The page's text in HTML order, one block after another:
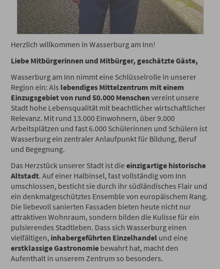
Herzlich willkommen in Wasserburg am Inn!
Liebe Mitbürgerinnen und Mitbürger, geschätzte Gäste,
Wasserburg am Inn nimmt eine Schlüsselrolle in unserer
Region ein: Als lebendiges Mittelzentrum mit einem
Einzugsgebiet von rund 50.000 Menschenvereint unsere
Stadt hohe Lebensqualität mit beachtlicher wirtschaftlicher
Relevanz. Mit rund 13.000 Einwohnern, über 9.000
Arbeitsplätzen und fast 6.000 Schülerinnen und Schülern ist
Wasserburg ein zentraler Anlaufpunkt für Bildung, Beruf
und Begegnung.
Das Herzstück unserer Stadt ist dieeinzigartige historische
Altstadt. Auf einer Halbinsel, fast vollständig vom Inn
umschlossen, besticht sie durch ihr südländisches Flair und
ein denkmalgeschütztes Ensemble von europäischem Rang.
Die liebevoll sanierten Fassaden bieten heute nicht nur
attraktiven Wohnraum, sondern bilden die Kulisse für ein
pulsierendes Stadtleben. Dass sich Wasserburg einen
vielfältigen, inhabergeführten Einzelhandel und eine
erstklassige Gastronomie bewahrt hat, macht den
Aufenthalt in unserem Zentrum so besonders.